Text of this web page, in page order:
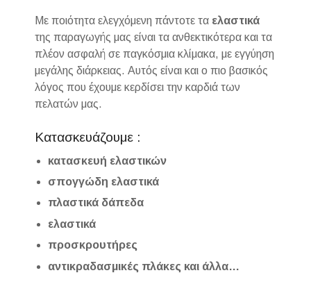
Με ποιότητα ελεγχόμενη πάντοτε τα ελαστικά
της παραγωγής μας είναι τα ανθεκτικότερα και τα
πλέον ασφαλή σε παγκόσμια κλίμακα, με εγγύηση
μεγάλης διάρκειας. Αυτός είναι και ο πιο βασικός
λόγος που έχουμε κερδίσει την καρδιά των
πελατών μας.
Κατασκευάζουμε :
κατασκευή ελαστικών
σπογγώδη ελαστικά
πλαστικά δάπεδα
ελαστικά
προσκρουτήρες
αντικραδασμικές πλάκες και άλλα…